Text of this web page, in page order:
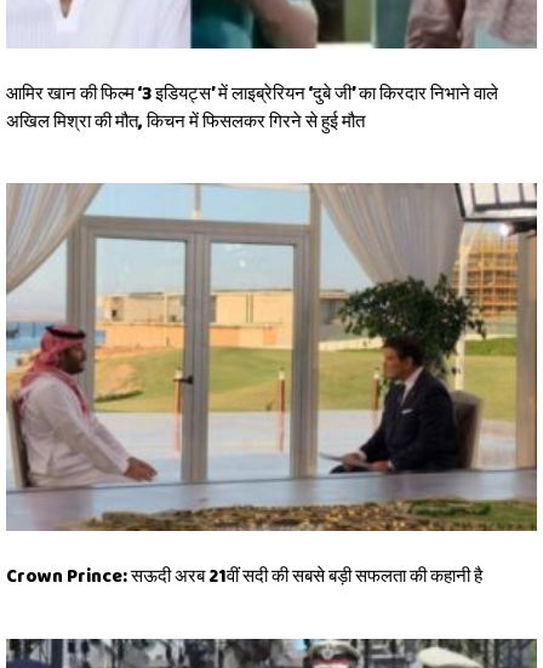
आमिर खान की फिल्म ‘3 इडियट्स’ में लाइब्रेरियन ‘दुबे जी’ का किरदार निभाने वाले
अखिल मिश्रा की मौत, किचन में फिसलकर गिरने से हुई मौत
Crown Prince: सऊदी अरब 21वीं सदी की सबसे बड़ी सफलता की कहानी है